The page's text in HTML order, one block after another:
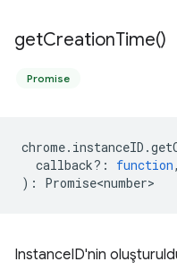
getCreationTime()
Promise
chrome. instanceID .
callback? : function,
) : Promise<number>
InstanceID'nin